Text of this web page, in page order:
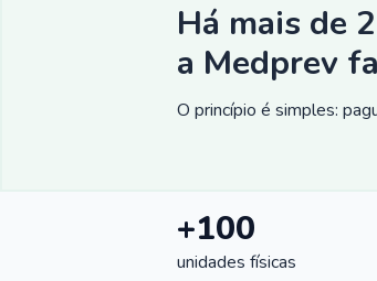
Há mais de
a Medprev
O princípio é simples:
+100
unidades físicas